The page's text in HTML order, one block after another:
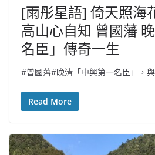
[雨彤星語] 倚天照海
高山心自知 曾國藩
名臣」傳奇一生
#曾國藩#晚清「中興第一名臣」，
Read More